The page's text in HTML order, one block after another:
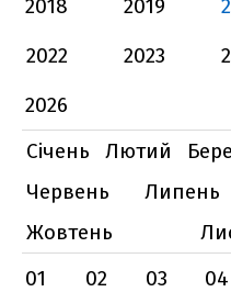
2018
2019
2022
2023
2026
Січень
Лютий
Червень
Липень
Жовтень
01
02 03 04